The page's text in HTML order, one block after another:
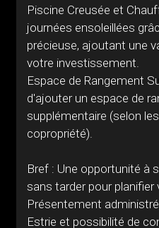
Piscine Creusée et
journées ensoleillées
précieuse, ajoutant une
votre investissement.
Espace de Rangement
d'ajouter un espace de
supplémentaire (selon
copropriété).
Bref : Une opportunité à
sans tarder pour planifier
Présentement
Estrie et possibilité de